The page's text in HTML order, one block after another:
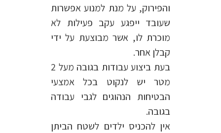
והפירוק, על מנת למנוע אפשרות
שעובד ייפגע עקב פעילות לא
מוכרת לו, אשר מבוצעת על ידי
קבלן אחר.
בעת ביצוע עבודות בגובה מעל 2
מטר יש לנקוט בכל אמצעי
הבטיחות הנהוגים לגבי עבודה
בגובה.
אין להכניס ילדים לשטח הביתן